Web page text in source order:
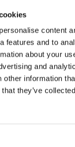
content
features and to
about your
and
information
they’ve
Menu
STAVREM